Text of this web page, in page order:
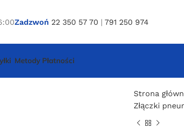
Zadzwoń 22 350 57 70 |791 250 974
Metody Płatności
Strona
Złączki